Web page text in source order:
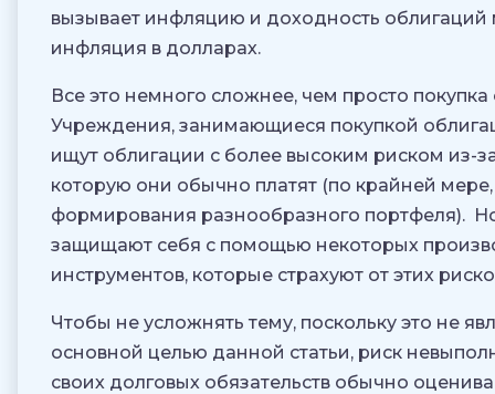
вызывает инфляцию и доходность
инфляция в долларах.
Все это немного сложнее, чем просто покупка
Учреждения, занимающиеся покупкой
ищут облигации с более высоким риском из-
которую они обычно платят (по крайней
формирования разнообразного портфеля).
защищают себя с помощью некоторых
инструментов, которые страхуют от этих
Чтобы не усложнять тему, поскольку это не
основной целью данной статьи, риск
своих долговых обязательств обычно